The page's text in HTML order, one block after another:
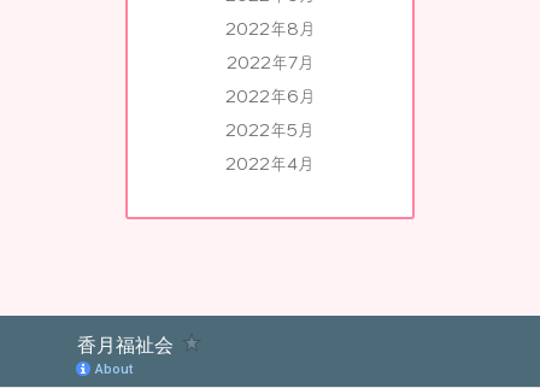
2022年8月
2022年7月
2022年6月
2022年5月
2022年4月